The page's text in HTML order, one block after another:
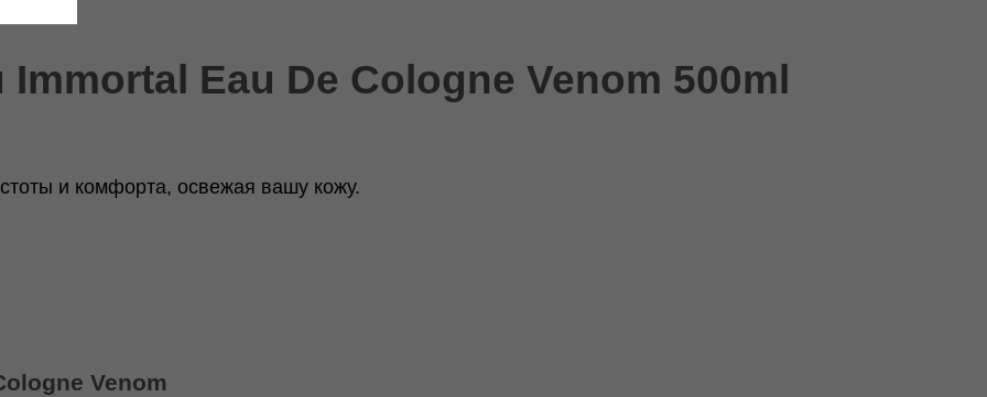
Eau De Cologne Venom 500ml
и комфорта, освежая вашу кожу.
Venom